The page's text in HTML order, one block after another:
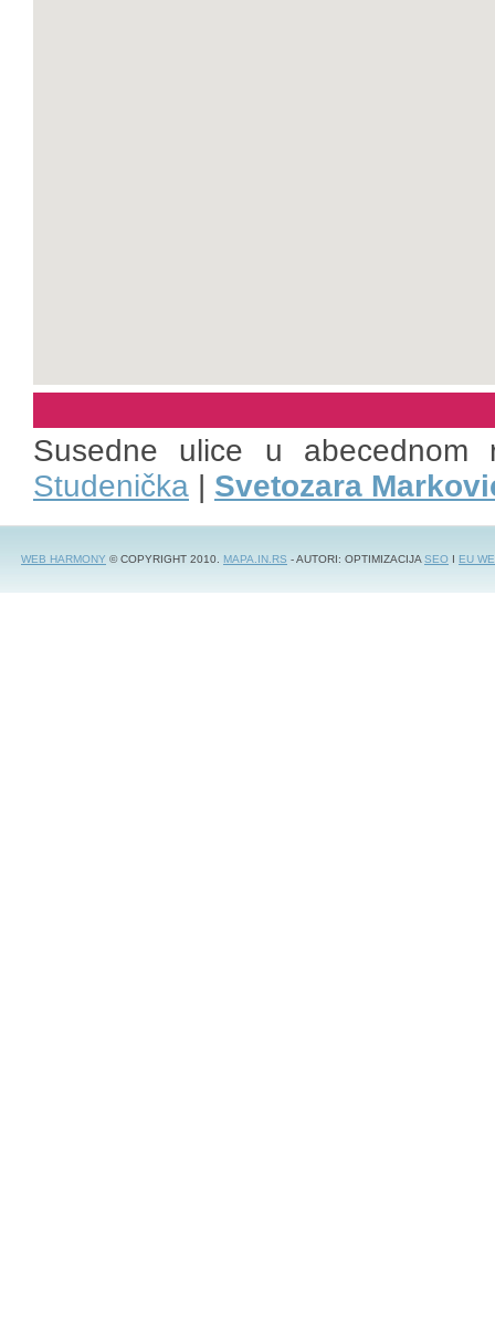
Susedne ulice u abecednom
Studenička | Svetozara
WEB HARMONY © COPYRIGHT 2010. MAPA.IN.RS - AUTORI: OPTIMIZACIJASEO I EU